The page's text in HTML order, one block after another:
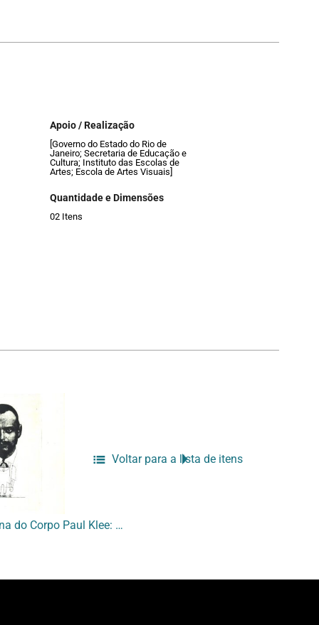
Apoio / Realização
[Governo do Estado do Rio de
Janeiro; Secretaria de Educação e
Cultura; Instituto das Escolas de
Artes; Escola de Artes Visuais]
Quantidade e Dimensões
02 Itens
[Texto de apoio da Oficina do Corpo Paul Klee: um ponto no caos]
Voltar para a lista de itens